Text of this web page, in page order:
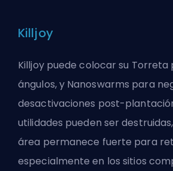
Killjoy
Killjoy puede colocar su Torreta
ángulos, y Nanoswarms para
desactivaciones post-
utilidades pueden ser
área permanece fuerte para
especialmente en los sitios